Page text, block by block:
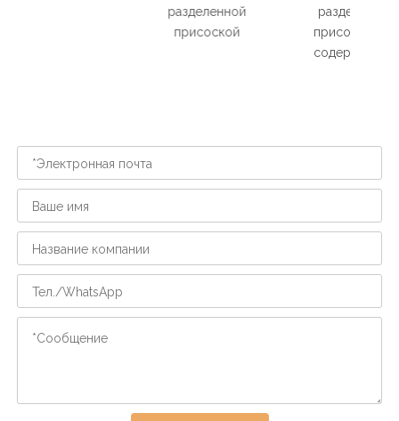
разделенной
разделенной
присоской, не
содержит BPA